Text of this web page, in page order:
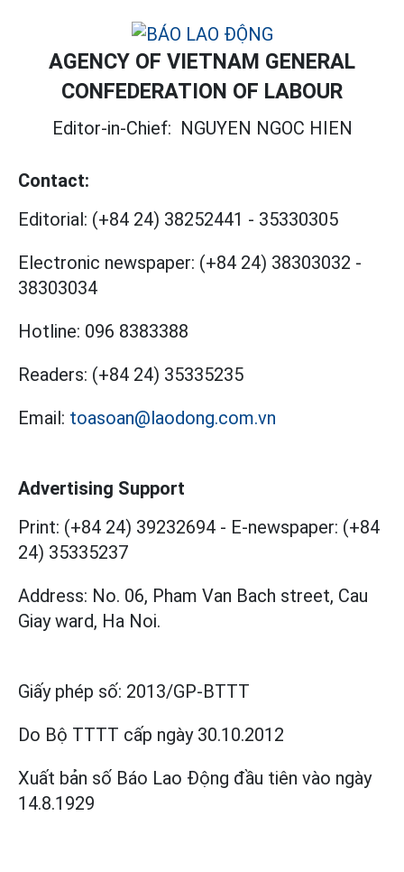
AGENCY OF VIETNAM GENERAL
CONFEDERATION OF LABOUR
Editor-in-Chief: NGUYEN NGOC HIEN
Contact:
Editorial: (+84 24) 38252441 - 35330305
Electronic newspaper: (+84 24) 38303032 -
38303034
Hotline: 096 8383388
Readers: (+84 24) 35335235
Email: toasoan@laodong.com.vn
Advertising Support
Print: (+84 24) 39232694 - E-newspaper: (+84
24) 35335237
Address: No. 06, Pham Van Bach street, Cau
Giay ward, Ha Noi.
Giấy phép số: 2013/GP-BTTT
Do Bộ TTTT cấp ngày 30.10.2012
Xuất bản số Báo Lao Động đầu tiên vào ngày
14.8.1929